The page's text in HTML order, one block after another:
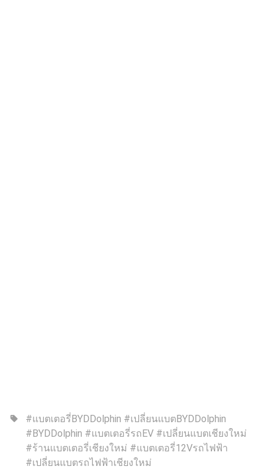
sell
#แบตเตอรี่BYDDolphin #เปลี่ยนแบตBYDDolphin
#BYDDolphin #แบตเตอรี่รถEV #เปลี่ยนแบตเชียงใหม่
#ร้านแบตเตอรี่เชียงใหม่ #แบตเตอรี่12Vรถไฟฟ้า
#เปลี่ยนแบตรถไฟฟ้าเชียงใหม่